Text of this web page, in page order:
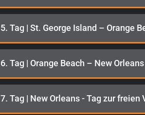
5. Tag | St. George Island – Orange
6. Tag | Orange Beach – New Orleans
7. Tag | New Orleans - Tag zur freien